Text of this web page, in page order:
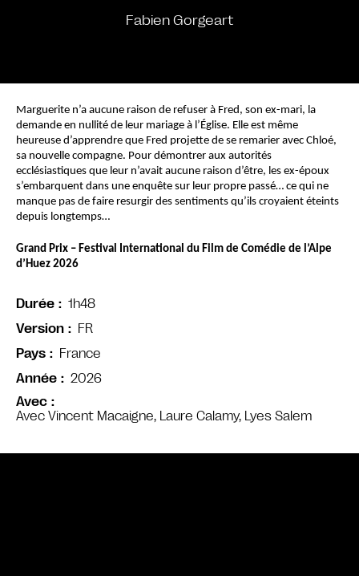
Fabien Gorgeart
Avec
Avec Vincent Macaigne, Laure Calamy, Lyes Salem
Marguerite n’a aucune raison de refuser à Fred, son ex-mari, la
demande en nullité de leur mariage à l’Église. Elle est même
heureuse d’apprendre que Fred projette de se remarier avec Chloé,
sa nouvelle compagne. Pour démontrer aux autorités
ecclésiastiques que leur n’avait aucune raison d’être, les ex-époux
s’embarquent dans une enquête sur leur propre passé… ce qui ne
manque pas de faire resurgir des sentiments qu’ils croyaient éteints
depuis longtemps…
Grand Prix – Festival International du Film de Comédie de l’Alpe
d’Huez 2026
Durée
1h48
Version
FR
Pays
France
Année
2026